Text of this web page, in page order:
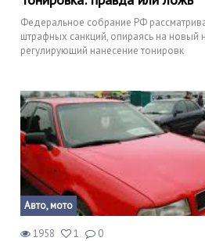
Федеральное собрание РФ
штрафных санкций, опираясь на новый
регулирующий нанесение тонировк
Авто, мото
1958 1 0